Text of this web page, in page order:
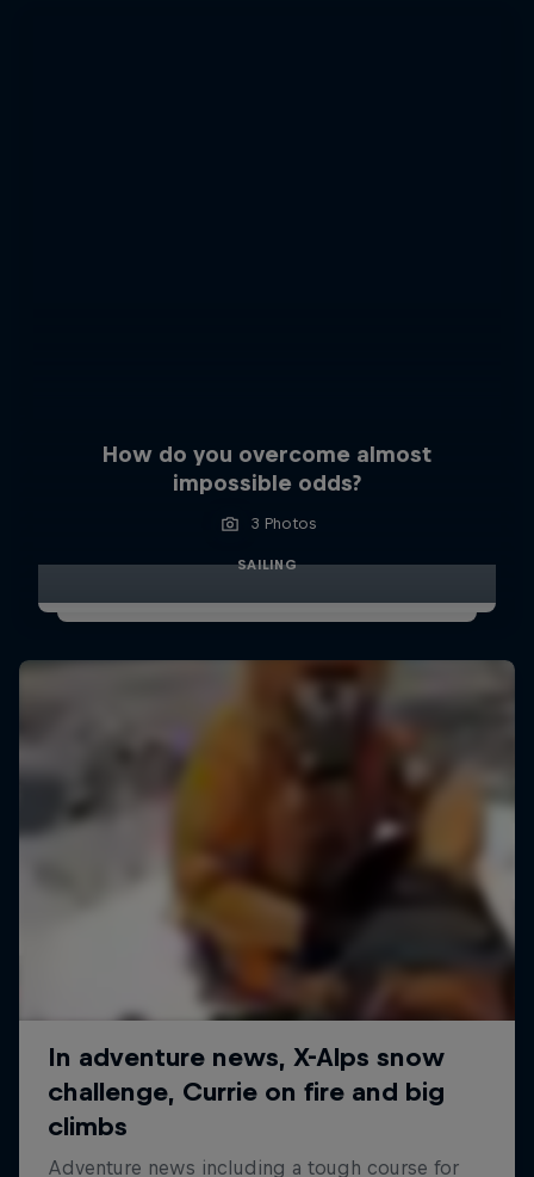
How do you overcome almost
impossible odds?
3 Photos
SAILING